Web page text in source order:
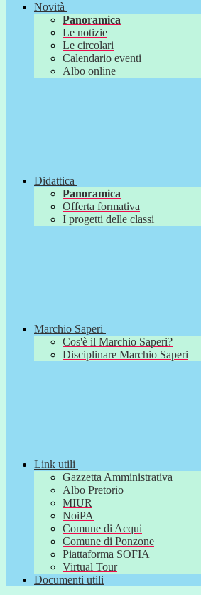
Novità
Panoramica
Le notizie
Le circolari
Calendario eventi
Albo online
Didattica
Panoramica
Offerta formativa
I progetti delle classi
Marchio Saperi
Cos'è il Marchio Saperi?
Disciplinare Marchio Saperi
Link utili
Gazzetta Amministrativa
Albo Pretorio
MIUR
NoiPA
Comune di Acqui
Comune di Ponzone
Piattaforma SOFIA
Virtual Tour
Documenti utili